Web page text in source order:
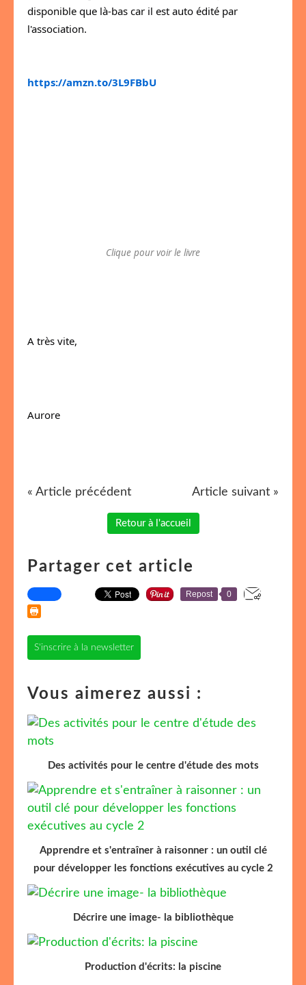
disponible que là-bas car il est auto édité par
l'association.
https://amzn.to/3L9FBbU
Clique pour voir le livre
A très vite,
Aurore
« Article précédent Article suivant »
Retour à l'accueil
Partager cet article
Repost 0
S'inscrire à la newsletter
Vous aimerez aussi :
Des activités pour le centre d'étude des mots
Apprendre et s'entraîner à raisonner : un outil clé
pour développer les fonctions exécutives au cycle 2
Décrire une image- la bibliothèque
Production d'écrits: la piscine